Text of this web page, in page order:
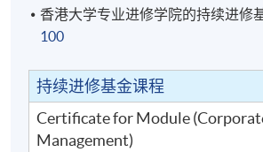
时间
7:00pm
地点
现时接受报名
日期 / 时间
香港大学专业进修学院的持续进修
100
持续进修基金课程
Certificate for Module
Management)